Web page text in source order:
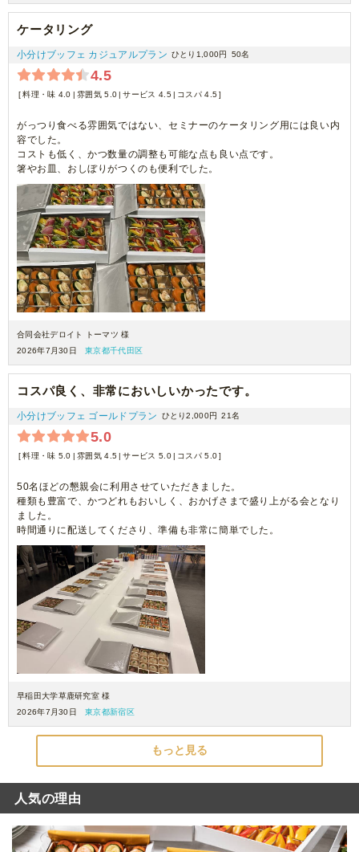
ケータリング
小分けブッフェ カジュアルプラン ひとり1,000円 50名
4.5
料理・味 4.0 雰囲気 5.0 サービス 4.5 コスパ 4.5
がっつり食べる雰囲気ではない、セミナーのケータリング用には良い内
容でした。
コストも低く、かつ数量の調整も可能な点も良い点です。
箸やお皿、おしぼりがつくのも便利でした。
合同会社デロイト トーマツ 様
2026年7月30日
東京都千代田区
コスパ良く、非常においしいかったです。
小分けブッフェ ゴールドプラン ひとり2,000円 21名
5.0
料理・味 5.0 雰囲気 4.5 サービス 5.0 コスパ 5.0
50名ほどの懇親会に利用させていただきました。
種類も豊富で、かつどれもおいしく、おかげさまで盛り上がる会となり
ました。
時間通りに配送してくださり、準備も非常に簡単でした。
早稲田大学草鹿研究室 様
2026年7月30日
東京都新宿区
もっと見る
人気の理由